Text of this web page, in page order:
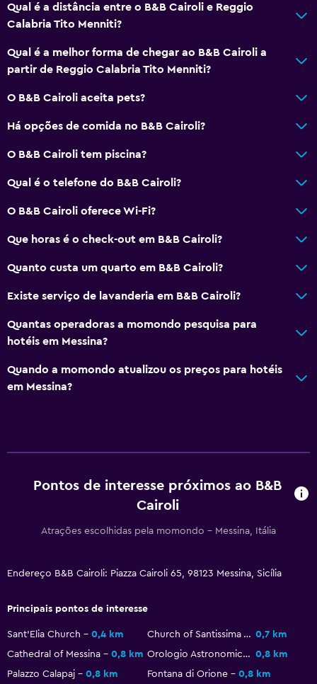
Caixa eletrônico
Cofre
Serviço de quarto
Acesso com chave
Check-out expresso
Bidê
Vaso sanitário
Geral
Pantufas
Armários individuais
Vista da cidade
Qual é a distância entre o B&B Cairoli e Reggio
Calabria Tito Menniti?
Qual é a melhor forma de chegar ao B&B Cairoli a
partir de Reggio Calabria Tito Menniti?
O B&B Cairoli aceita pets?
Há opções de comida no B&B Cairoli?
O B&B Cairoli tem piscina?
Qual é o telefone do B&B Cairoli?
O B&B Cairoli oferece Wi-Fi?
Que horas é o check-out em B&B Cairoli?
Quanto custa um quarto em B&B Cairoli?
Existe serviço de lavanderia em B&B Cairoli?
Quantas operadoras a momondo pesquisa para
hotéis em Messina?
Quando a momondo atualizou os preços para hotéis
em Messina?
Pontos de interesse próximos ao B&B
Cairoli
Atrações escolhidas pela momondo - Messina, Itália
Endereço B&B Cairoli: Piazza Cairoli 65, 98123 Messina, Sicília
Principais pontos de interesse
Sant'Elia Church 0,4 km Church of Santissima Annunziata dei Catalani 0,7 km
Cathedral of Messina
0,8 km Orologio Astronomico 0,8 km
Palazzo Calapaj
0,8 km Fontana di Orione
0,8 km